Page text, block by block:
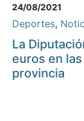
24/08/2021
Deportes,
La
euros en
provincia